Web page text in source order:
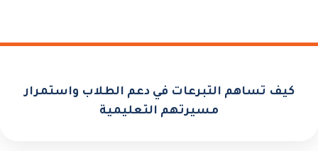
كيف تساهم التبرعات في دعم الطلاب واستمرار
مسيرتهم التعليمية